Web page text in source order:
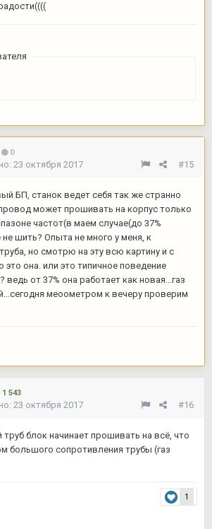
0
#15
23 октября 2017
БП, станок ведет себя так же странно
может прошивать на корпус только
частот(в маем случае(до 37%
шить? Опыта не много у меня, к
но смотрю на эту всю картину и с
это она. или это типичное поведение
от 37% она работает как новая...газ
меоометром к вечеру проверим
1 543
#16
23 октября 2017
блок начинает прошивать на всё, что
большого сопротивления трубы (газ
1